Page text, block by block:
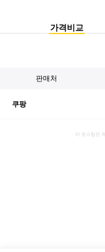
가격비교
판매처
쿠팡
이 포스팅은